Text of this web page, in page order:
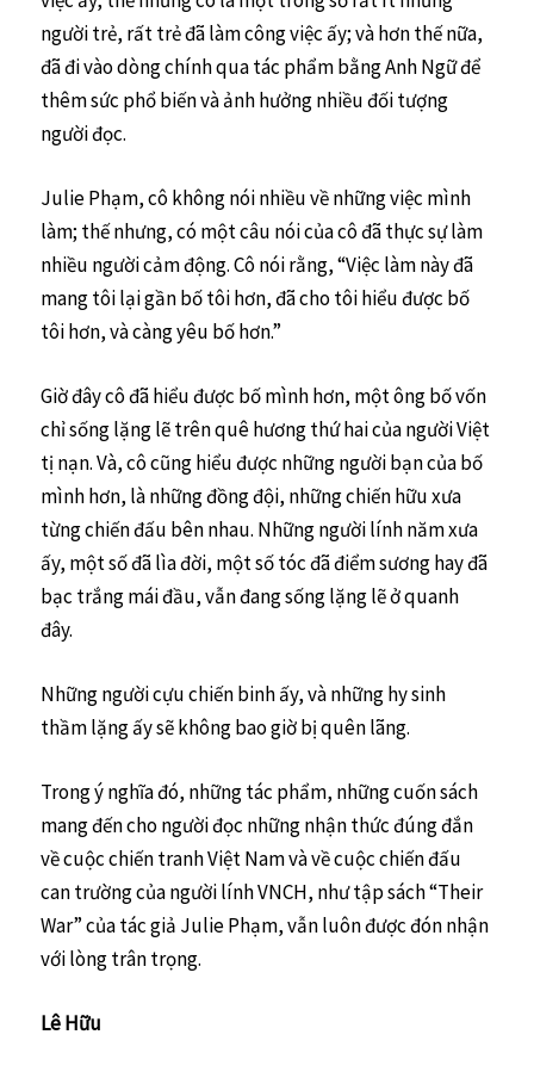
người trẻ, rất trẻ đã làm công việc ấy; và hơn thế nữa,
đã đi vào dòng chính qua tác phẩm bằng Anh Ngữ để
thêm sức phổ biến và ảnh hưởng nhiều đối tượng
người đọc.
Julie Phạm, cô không nói nhiều về những việc mình
làm; thế nhưng, có một câu nói của cô đã thực sự làm
nhiều người cảm động. Cô nói rằng, “Việc làm này đã
mang tôi lại gần bố tôi hơn, đã cho tôi hiểu được bố
tôi hơn, và càng yêu bố hơn.”
Giờ đây cô đã hiểu được bố mình hơn, một ông bố vốn
chỉ sống lặng lẽ trên quê hương thứ hai của người Việt
tị nạn. Và, cô cũng hiểu được những người bạn của bố
mình hơn, là những đồng đội, những chiến hữu xưa
từng chiến đấu bên nhau. Những người lính năm xưa
ấy, một số đã lìa đời, một số tóc đã điểm sương hay đã
bạc trắng mái đầu, vẫn đang sống lặng lẽ ở quanh
đây.
Những người cựu chiến binh ấy, và những hy sinh
thầm lặng ấy sẽ không bao giờ bị quên lãng.
Trong ý nghĩa đó, những tác phẩm, những cuốn sách
mang đến cho người đọc những nhận thức đúng đắn
về cuộc chiến tranh Việt Nam và về cuộc chiến đấu
can trường của người lính VNCH, như tập sách “Their
War” của tác giả Julie Phạm, vẫn luôn được đón nhận
với lòng trân trọng.
Lê Hữu